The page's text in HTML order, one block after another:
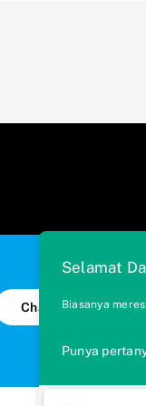
Chat via WhatsApp
Selamat
Biasanya
Punya